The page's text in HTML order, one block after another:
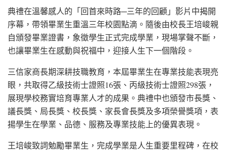
典禮在溫馨感人的「回首來時路─三年的回顧」影片中揭開
序幕，帶領畢業生重溫三年校園點滴。隨後由校長王培峻親
自頒發畢業證書，象徵學生正式完成學業，現場掌聲不斷，
也讓畢業生在感動與祝福中，迎接人生下一個階段。
三信家商長期深耕技職教育，本屆畢業生在專業技能表現亮
眼，共取得乙級技術士證照16張、丙級技術士證照298張，
展現學校務實培育專業人才的成果。典禮中也頒發市長獎、
議長獎、局長獎、校長獎、家長會長獎及多項榮譽獎項，表
揚學生在學業、品德、服務及專業技能上的優異表現。
王培峻致詞勉勵畢業生，完成學業是人生重要里程碑，在校